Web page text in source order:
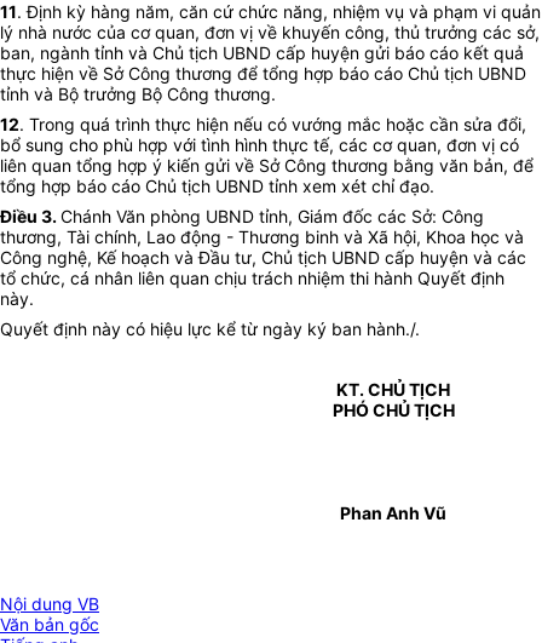
11. Định kỳ hàng năm, căn cứ chức năng, nhiệm vụ và phạm vi quản
lý nhà nước của cơ quan, đơn vị về khuyến công, thủ trưởng các sở,
ban, ngành tỉnh và Chủ tịch UBND cấp huyện gửi báo cáo kết quả
thực hiện về Sở Công thương để tổng hợp báo cáo Chủ tịch UBND
tỉnh và Bộ trưởng Bộ Công thương.
12. Trong quá trình thực hiện nếu có vướng mắc hoặc cần sửa đổi,
bổ sung cho phù hợp với tình hình thực tế, các cơ quan, đơn vị có
liên quan tổng hợp ý kiến gửi về Sở Công thương bằng văn bản, để
tổng hợp báo cáo Chủ tịch UBND tỉnh xem xét chỉ đạo.
Điều 3.Chánh Văn phòng UBND tỉnh, Giám đốc các Sở: Công
thương, Tài chính, Lao động - Thương binh và Xã hội, Khoa học và
Công nghệ, Kế hoạch và Đầu tư, Chủ tịch UBND cấp huyện và các
tổ chức, cá nhân liên quan chịu trách nhiệm thi hành Quyết định
này.
Quyết định này có hiệu lực kể từ ngày ký ban hành./.
KT. CHỦ TỊCH
PHÓ CHỦ TỊCH
Phan Anh Vũ
Nội dung VB
Văn bản gốc